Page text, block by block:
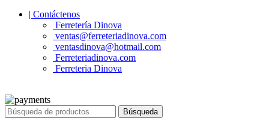
| Contáctenos
Ferretería Dinova
ventas@ferreteriadinova.com
ventasdinova@hotmail.com
Ferreteriadinova.com
Ferreteria Dinova
Búsqueda